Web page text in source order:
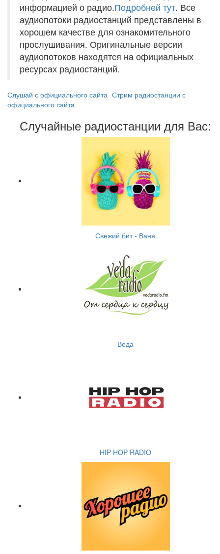
информацией о радио.Подробней тут. Все
аудиопотоки радиостанций представлены в
хорошем качестве для ознакомительного
прослушивания. Оригинальные версии
аудиопотоков находятся на официальных
ресурсах радиостанций.
Слушай с официального сайта Стрим радиостанции с
официального сайта
Случайные радиостанции для Вас:
Свежий бит - Ваня
Веда
HIP HOP RADIO